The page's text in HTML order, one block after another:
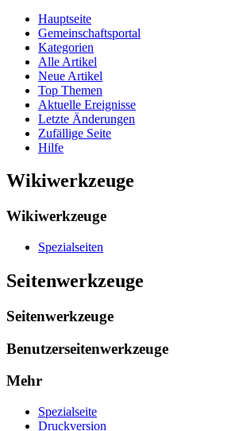
Hauptseite
Gemeinschaftsportal
Kategorien
Alle Artikel
Neue Artikel
Top Themen
Aktuelle Ereignisse
Letzte Änderungen
Zufällige Seite
Hilfe
Wikiwerkzeuge
Wikiwerkzeuge
Spezialseiten
Seitenwerkzeuge
Seitenwerkzeuge
Benutzerseitenwerkzeuge
Mehr
Spezialseite
Druckversion